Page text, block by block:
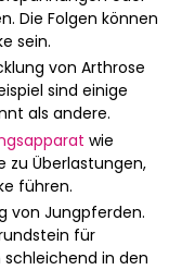
Die Folgen können
sein.
von Arthrose
sind einige
als andere.
wie
zu Überlastungen,
führen.
von Jungpferden.
für
schleichend in den